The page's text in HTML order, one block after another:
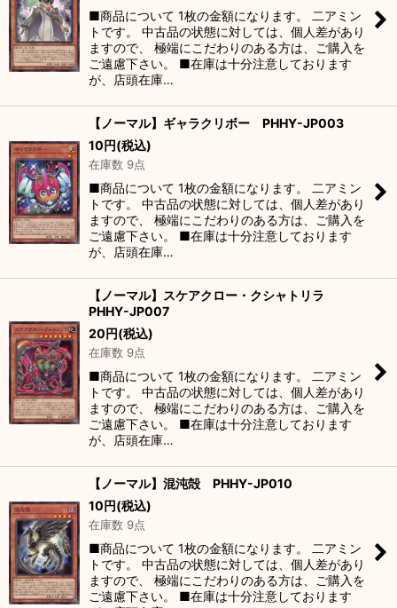
■商品について 1枚の金額になります。 二アミン
トです。 中古品の状態に対しては、個人差があり
ますので、 極端にこだわりのある方は、ご購入を
ご遠慮下さい。 ■在庫は十分注意しております
が、店頭在庫…
【ノーマル】ギャラクリボー PHHY-JP003
10円(税込)
在庫数 9点
■商品について 1枚の金額になります。 二アミン
トです。 中古品の状態に対しては、個人差があり
ますので、 極端にこだわりのある方は、ご購入を
ご遠慮下さい。 ■在庫は十分注意しております
が、店頭在庫…
【ノーマル】スケアクロー・クシャトリラ
PHHY-JP007
20円(税込)
在庫数 9点
■商品について 1枚の金額になります。 二アミン
トです。 中古品の状態に対しては、個人差があり
ますので、 極端にこだわりのある方は、ご購入を
ご遠慮下さい。 ■在庫は十分注意しております
が、店頭在庫…
【ノーマル】混沌殻 PHHY-JP010
10円(税込)
在庫数 9点
■商品について 1枚の金額になります。 二アミン
トです。 中古品の状態に対しては、個人差があり
ますので、 極端にこだわりのある方は、ご購入を
ご遠慮下さい。 ■在庫は十分注意しております